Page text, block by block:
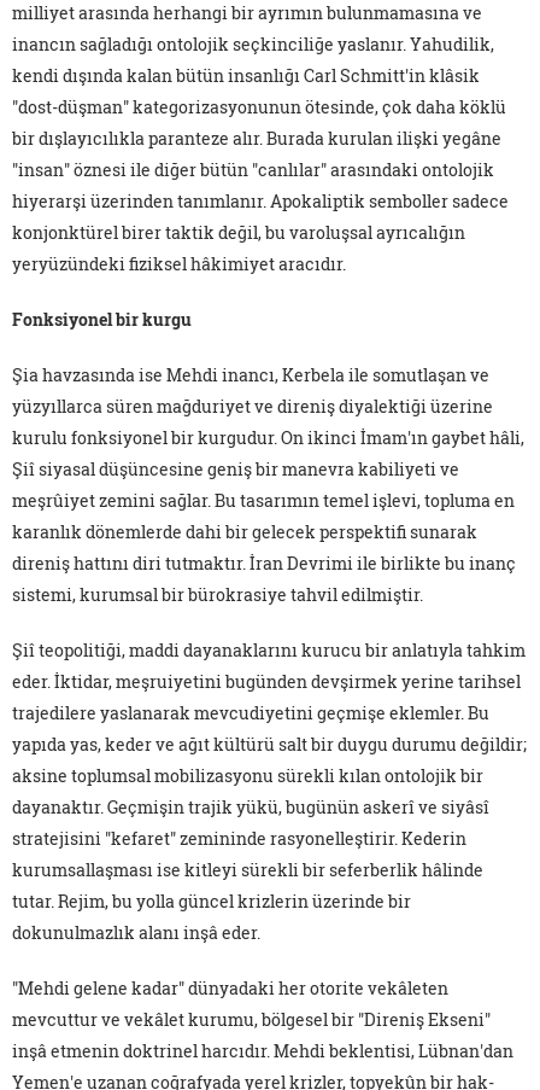
milliyet arasında herhangi bir ayrımın bulunmamasına ve
inancın sağladığı ontolojik seçkinciliğe yaslanır. Yahudilik,
kendi dışında kalan bütün insanlığı Carl Schmitt'in klâsik
"dost-düşman" kategorizasyonunun ötesinde, çok daha köklü
bir dışlayıcılıkla paranteze alır. Burada kurulan ilişki yegâne
"insan" öznesi ile diğer bütün "canlılar" arasındaki ontolojik
hiyerarşi üzerinden tanımlanır. Apokaliptik semboller sadece
konjonktürel birer taktik değil, bu varoluşsal ayrıcalığın
yeryüzündeki fiziksel hâkimiyet aracıdır.
Fonksiyonel bir kurgu
Şia havzasında ise Mehdi inancı, Kerbela ile somutlaşan ve
yüzyıllarca süren mağduriyet ve direniş diyalektiği üzerine
kurulu fonksiyonel bir kurgudur. On ikinci İmam'ın gaybet hâli,
Şiî siyasal düşüncesine geniş bir manevra kabiliyeti ve
meşrûiyet zemini sağlar. Bu tasarımın temel işlevi, topluma en
karanlık dönemlerde dahi bir gelecek perspektifi sunarak
direniş hattını diri tutmaktır. İran Devrimi ile birlikte bu inanç
sistemi, kurumsal bir bürokrasiye tahvil edilmiştir.
Şiî teopolitiği, maddi dayanaklarını kurucu bir anlatıyla tahkim
eder. İktidar, meşruiyetini bugünden devşirmek yerine tarihsel
trajedilere yaslanarak mevcudiyetini geçmişe eklemler. Bu
yapıda yas, keder ve ağıt kültürü salt bir duygu durumu değildir;
aksine toplumsal mobilizasyonu sürekli kılan ontolojik bir
dayanaktır. Geçmişin trajik yükü, bugünün askerî ve siyâsî
stratejisini "kefaret" zemininde rasyonelleştirir. Kederin
kurumsallaşması ise kitleyi sürekli bir seferberlik hâlinde
tutar. Rejim, bu yolla güncel krizlerin üzerinde bir
dokunulmazlık alanı inşâ eder.
"Mehdi gelene kadar" dünyadaki her otorite vekâleten
mevcuttur ve vekâlet kurumu, bölgesel bir "Direniş Ekseni"
inşâ etmenin doktrinel harcıdır. Mehdi beklentisi, Lübnan'dan
Yemen'e uzanan coğrafyada yerel krizler, topyekûn bir hak-